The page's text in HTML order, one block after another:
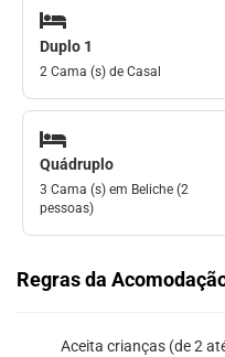
Duplo 1
2 Cama (s) de Casal
Quádruplo
3 Cama (s) em Beliche (2
pessoas)
Regras da
Aceita crianças (de 2